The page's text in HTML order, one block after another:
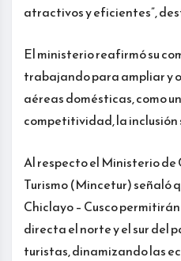
atractivos y eficientes”,
El ministerio reafirmó su
trabajando para ampliar y
aéreas domésticas, como
competitividad, la
Al respecto el Ministerio de
Turismo (Mincetur) señaló
Chiclayo – Cusco
directa el norte y el sur del
turistas, dinamizando las